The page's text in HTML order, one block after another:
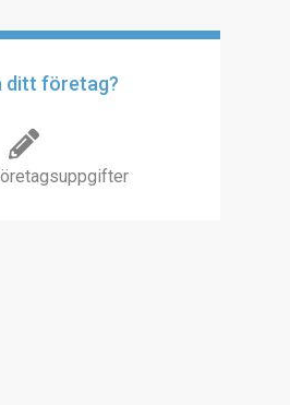
ditt företag?